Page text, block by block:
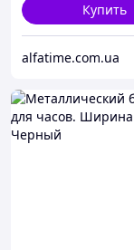
Купить
alfatime.com.ua